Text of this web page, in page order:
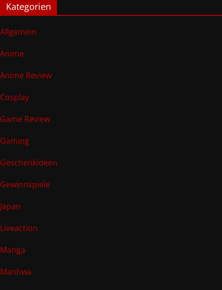
Kategorien
Allgemein
Anime
Anime Review
Cosplay
Game Review
Gaming
Geschenkideen
Gewinnspiele
Japan
Liveaction
Manga
Manhwa